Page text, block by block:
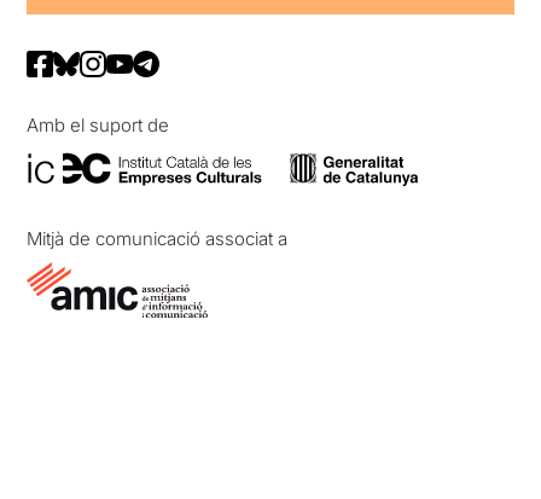
Amb el suport de
Mitjà de comunicació associat a